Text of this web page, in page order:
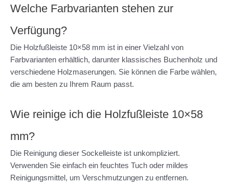
Welche Farbvarianten stehen zur
Verfügung?
Die Holzfußleiste 10×58 mm ist in einer Vielzahl von
Farbvarianten erhältlich, darunter klassisches Buchenholz und
verschiedene Holzmaserungen. Sie können die Farbe wählen,
die am besten zu Ihrem Raum passt.
Wie reinige ich die Holzfußleiste 10×58
mm?
Die Reinigung dieser Sockelleiste ist unkompliziert.
Verwenden Sie einfach ein feuchtes Tuch oder mildes
Reinigungsmittel, um Verschmutzungen zu entfernen.